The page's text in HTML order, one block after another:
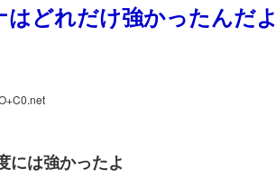
どれだけ強かったんだよ
には強かったよ